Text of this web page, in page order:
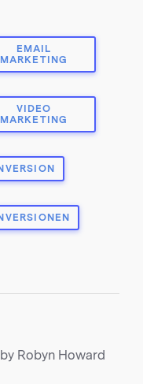
EMAIL
MARKETING
VIDEO
MARKETING
by Robyn Howard